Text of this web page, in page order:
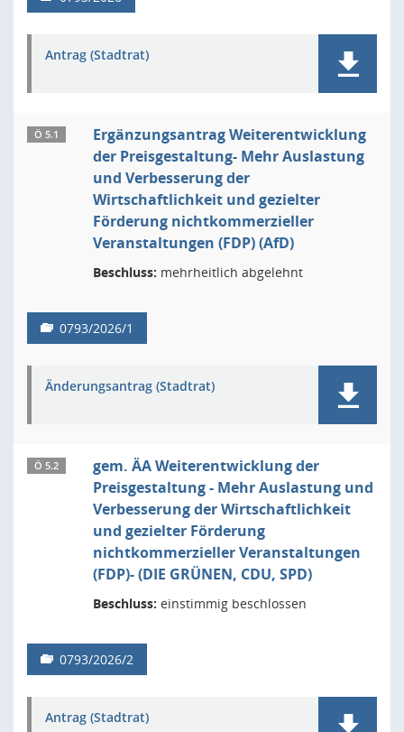
Antrag (Stadtrat)
Ö 5.1
Ergänzungsantrag Weiterentwicklung
der Preisgestaltung- Mehr Auslastung
und Verbesserung der
Wirtschaftlichkeit und gezielter
Förderung nichtkommerzieller
Veranstaltungen (FDP) (AfD)
Beschluss: mehrheitlich abgelehnt
0793/2026/1
Änderungsantrag (Stadtrat)
Ö 5.2
gem. ÄA Weiterentwicklung der
Preisgestaltung - Mehr Auslastung und
Verbesserung der Wirtschaftlichkeit
und gezielter Förderung
nichtkommerzieller Veranstaltungen
(FDP)- (DIE GRÜNEN, CDU, SPD)
Beschluss: einstimmig beschlossen
0793/2026/2
Antrag (Stadtrat)